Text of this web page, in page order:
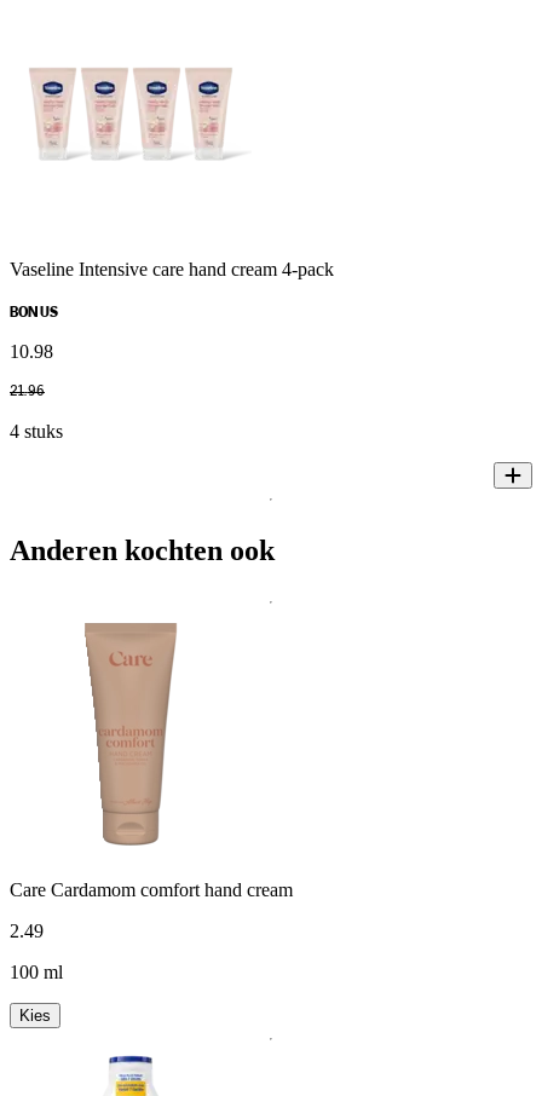
Vaseline Intensive care hand cream 4-pack
BONUS
10.98
21.96
4 stuks
Anderen kochten ook
Care Cardamom comfort hand cream
2.49
100 ml
Kies